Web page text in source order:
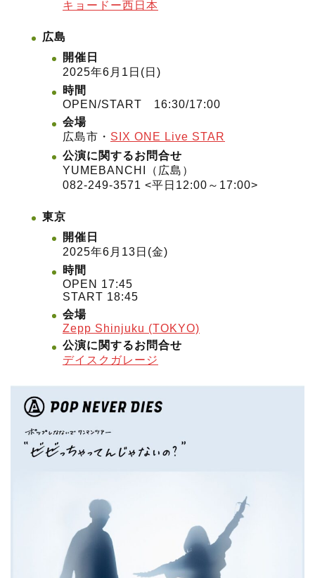
キョードー西日本
広島
開催日
2025年6月1日(日)
時間
OPEN/START 16:30/17:00
会場
広島市・ SIX ONE Live STAR
公演に関するお問合せ
YUMEBANCHI（広島）
082-249-3571 <平日12:00～17:00>
東京
開催日
2025年6月13日(金)
時間
OPEN 17:45
START 18:45
会場
Zepp Shinjuku (TOKYO)
公演に関するお問合せ
デイスクガレージ